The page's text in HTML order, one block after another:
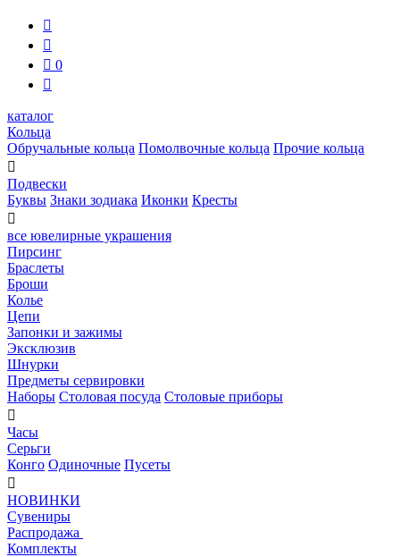


 0

каталог
Кольца
Обручальные кольца Помолвочные кольца Прочие кольца

Подвески
Буквы Знаки зодиака Иконки Кресты

все ювелирные украшения
Пирсинг
Браслеты
Броши
Колье
Цепи
Запонки и зажимы
Эксклюзив
Шнурки
Предметы сервировки
Наборы Столовая посуда Столовые приборы

Часы
Серьги
Конго Одиночные Пусеты

НОВИНКИ
Сувениры
Распродажа
Комплекты